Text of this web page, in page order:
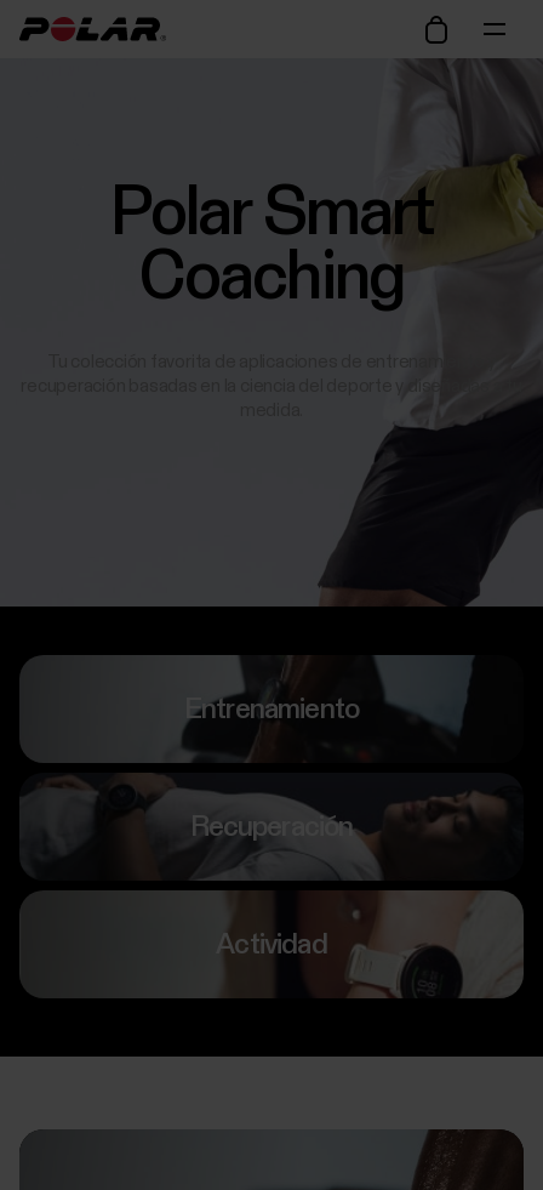
Polar Smart
Coaching
Entrenamiento
Recuperación
Actividad